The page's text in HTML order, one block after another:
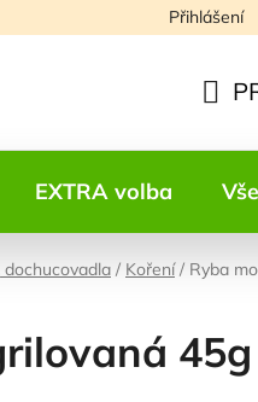
Přihlášení
EXTRA volba
dochucovadla / Koření / Ryba
45g